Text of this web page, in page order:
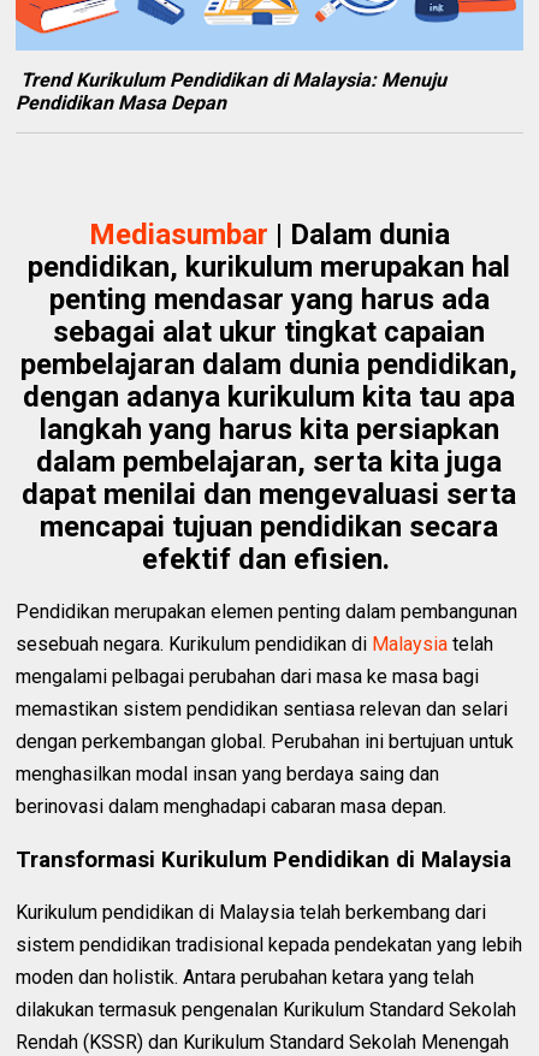
Trend Kurikulum Pendidikan di Malaysia: Menuju
Pendidikan Masa Depan
Mediasumbar | Dalam dunia
pendidikan, kurikulum merupakan hal
penting mendasar yang harus ada
sebagai alat ukur tingkat capaian
pembelajaran dalam dunia pendidikan,
dengan adanya kurikulum kita tau apa
langkah yang harus kita persiapkan
dalam pembelajaran, serta kita juga
dapat menilai dan mengevaluasi serta
mencapai tujuan pendidikan secara
efektif dan efisien.
Pendidikan merupakan elemen penting dalam pembangunan
sesebuah negara. Kurikulum pendidikan di Malaysia telah
mengalami pelbagai perubahan dari masa ke masa bagi
memastikan sistem pendidikan sentiasa relevan dan selari
dengan perkembangan global. Perubahan ini bertujuan untuk
menghasilkan modal insan yang berdaya saing dan
berinovasi dalam menghadapi cabaran masa depan.
Transformasi Kurikulum Pendidikan di Malaysia
Kurikulum pendidikan di Malaysia telah berkembang dari
sistem pendidikan tradisional kepada pendekatan yang lebih
moden dan holistik. Antara perubahan ketara yang telah
dilakukan termasuk pengenalan Kurikulum Standard Sekolah
Rendah (KSSR) dan Kurikulum Standard Sekolah Menengah